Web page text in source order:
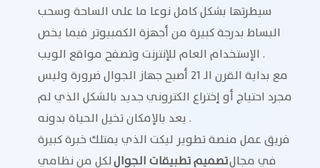
سيطرتها بشكل كامل نوعا ما على الساحة وسحب
البساط بدرجة كبيرة من أجهزة الكمبيوتر فيما يخص
الإستخدام العام للإنترنت وتصفح مواقع الويب .
مع بداية القرن الـ 21 أصبح جهاز الجوال ضرورة وليس
مجرد احتياج أو إختراع الكتروني جديد بالشكل الذي لم
يعد بالإمكان تخيل الحياة بدونه .
فريق عمل منصة تطوير ليكت الذي يمتلك خبرة كبيرة
في مجالتصميم تطبيقات الجواللكل من نظامي